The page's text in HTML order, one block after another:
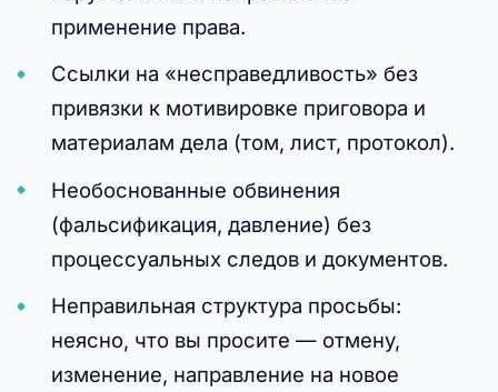
применение права.
Ссылки на «несправедливость» без
привязки к мотивировке приговора и
материалам дела (том, лист, протокол).
Необоснованные обвинения
(фальсификация, давление) без
процессуальных следов и документов.
Неправильная структура просьбы:
неясно, что вы просите — отмену,
изменение, направление на новое